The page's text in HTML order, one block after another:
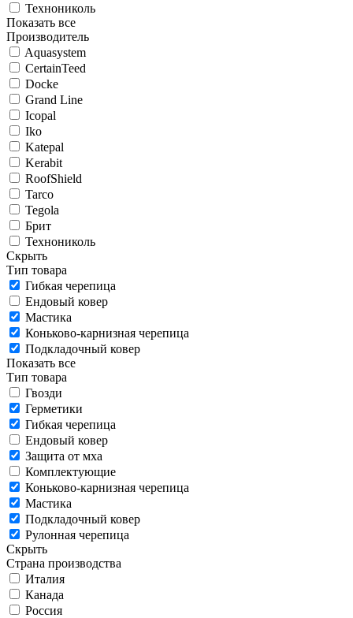
Технониколь
Показать все
Производитель
Aquasystem
CertainTeed
Docke
Grand Line
Icopal
Iko
Katepal
Kerabit
RoofShield
Tarco
Tegola
Брит
Технониколь
Скрыть
Тип товара
Гибкая черепица
Ендовый ковер
Мастика
Коньково-карнизная черепица
Подкладочный ковер
Показать все
Тип товара
Гвозди
Герметики
Гибкая черепица
Ендовый ковер
Защита от мха
Комплектующие
Коньково-карнизная черепица
Мастика
Подкладочный ковер
Рулонная черепица
Скрыть
Страна производства
Италия
Канада
Россия